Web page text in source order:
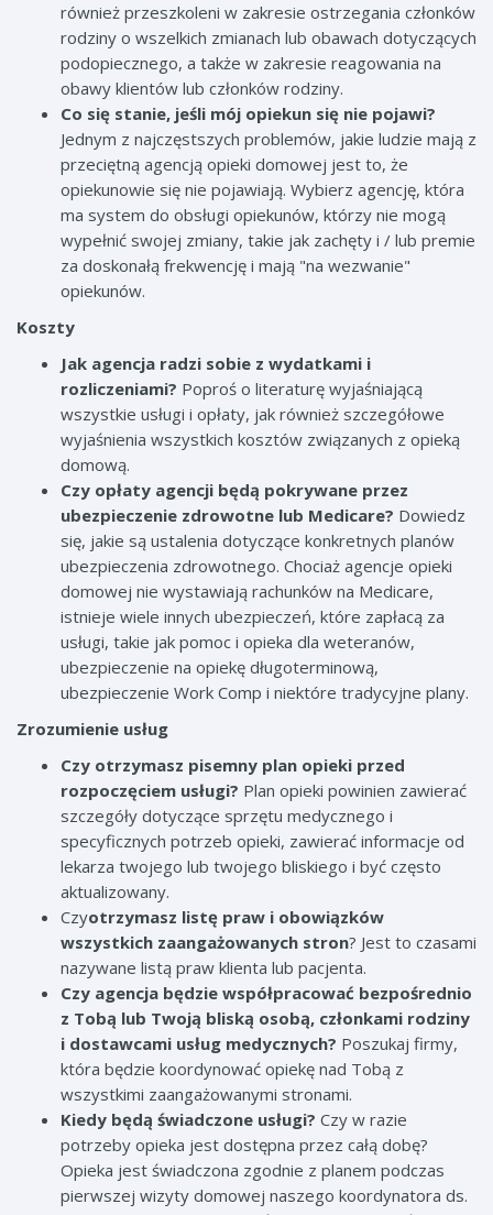
również przeszkoleni w zakresie ostrzegania członków
rodziny o wszelkich zmianach lub obawach dotyczących
podopiecznego, a także w zakresie reagowania na
obawy klientów lub członków rodziny.
Co się stanie, jeśli mój opiekun się nie pojawi?
Jednym z najczęstszych problemów, jakie ludzie mają z
przeciętną agencją opieki domowej jest to, że
opiekunowie się nie pojawiają. Wybierz agencję, która
ma system do obsługi opiekunów, którzy nie mogą
wypełnić swojej zmiany, takie jak zachęty i / lub premie
za doskonałą frekwencję i mają "na wezwanie"
opiekunów.
Koszty
Jak agencja radzi sobie z wydatkami i
rozliczeniami? Poproś o literaturę wyjaśniającą
wszystkie usługi i opłaty, jak również szczegółowe
wyjaśnienia wszystkich kosztów związanych z opieką
domową.
Czy opłaty agencji będą pokrywane przez
ubezpieczenie zdrowotne lub Medicare? Dowiedz
się, jakie są ustalenia dotyczące konkretnych planów
ubezpieczenia zdrowotnego. Chociaż agencje opieki
domowej nie wystawiają rachunków na Medicare,
istnieje wiele innych ubezpieczeń, które zapłacą za
usługi, takie jak pomoc i opieka dla weteranów,
ubezpieczenie na opiekę długoterminową,
ubezpieczenie Work Comp i niektóre tradycyjne plany.
Zrozumienie usług
Czy otrzymasz pisemny plan opieki przed
rozpoczęciem usługi? Plan opieki powinien zawierać
szczegóły dotyczące sprzętu medycznego i
specyficznych potrzeb opieki, zawierać informacje od
lekarza twojego lub twojego bliskiego i być często
aktualizowany.
Czyotrzymasz listę praw i obowiązków
wszystkich zaangażowanych stron? Jest to czasami
nazywane listą praw klienta lub pacjenta.
Czy agencja będzie współpracować bezpośrednio
z Tobą lub Twoją bliską osobą, członkami rodziny
i dostawcami usług medycznych? Poszukaj firmy,
która będzie koordynować opiekę nad Tobą z
wszystkimi zaangażowanymi stronami.
Kiedy będą świadczone usługi? Czy w razie
potrzeby opieka jest dostępna przez całą dobę?
Opieka jest świadczona zgodnie z planem podczas
pierwszej wizyty domowej naszego koordynatora ds.